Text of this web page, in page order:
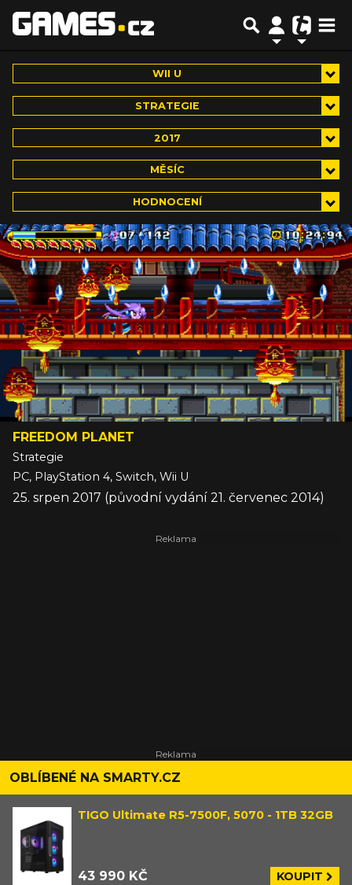
WII U
STRATEGIE
2017
MĚSÍC
HODNOCENÍ
FREEDOM PLANET
Strategie
PC, PlayStation 4, Switch, Wii U
25. srpen 2017 (původní vydání 21. červenec 2014)
OBLÍBENÉ NA SMARTY.CZ
TIGO Ultimate R5-7500F, 5070 - 1TB 32GB
43 990 KČ KOUPIT